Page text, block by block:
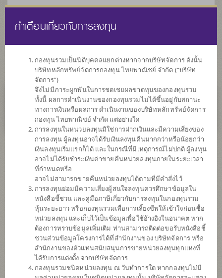
หน้าแรก รายการกองทุน ข้อมูลกองทุน
ไม่พบข้อมูล / Not found
กองทุน
ที่น่าสนใจ
SCBRF(R)
กองทุนเปิดไทยพาณิชย์เกษียณสุข
(ตราสารหนี้) (ชนิดรับซื้อคืนอัตโนมัติ)
SCBGHC
คำเตือนเกี่ยวกับการลงทุน
กองทุนรวมเป็นนิติบุคคลแยกต่างหากจากบริษัทจัดการ ดังนั้น
บริษัทหลักทรัพย์จัดการกองทุน ไทยพาณิชย์ จำกัด (“บริษัท
จัดการ”)
จึงไม่มีภาระผูกพันในการชดเชยผลขาดทุนของกองทุนรวม
ทั้งนี้ ผลการดำเนินงานของกองทุนรวมไม่ได้ขึ้นอยู่กับสถานะ
ทางการเงินหรือผลการ ดำเนินงานของบริษัทหลักทรัพย์จัดการ
กองทุน ไทยพาณิชย์ จำกัด แต่อย่างใด
การลงทุนในหน่วยลงทุนมิใช่การฝากเงินและมีความเสี่ยงของ
การลงทุน ผู้ลงทุนอาจได้รับเงินลงทุนคืนมากกว่าหรือน้อยกว่า
เงินลงทุนเริ่มแรกก็ได้ และในกรณีที่มีเหตุการณ์ไม่ปกติ ผู้ลงทุน
อาจไม่ได้รับชำระเงินค่าขายคืนหน่วยลงทุนภายในระยะเวลา
ที่กำหนดหรือ
อาจไม่สามารถขายคืนหน่วยลงทุนได้ตามที่มีคำสั่งไว้
การลงทุนย่อมมีความเสี่ยงผู้สนใจลงทุนควรศึกษาข้อมูลใน
หนังสือชี้ชวน และคู่มือภาษีเกี่ยวกับการลงทุนในกองทุนรวม
หุ้นระยะยาว หรือกองทุนรวมเพื่อการเลี้ยงชีพให้เข้าใจก่อนซื้อ
หน่วยลงทุน และเก็บไว้เป็นข้อมูลเพื่อใช้อ้างอิงในอนาคต หาก
ต้องการทราบข้อมูลเพิ่มเติม ท่านสามารถติดต่อขอรับหนังสือชี้
ชวนส่วนข้อมูลโครงการได้ที่สำนักงานของ บริษัทจัดการ หรือ
สำนักงานของตัวแทนสนับสนุนการขายหน่วยลงทุนทุกแห่งที่
ได้รับการแต่งตั้ง จากบริษัทจัดการ
กองทุนรวมชนิดหน่วยลงทุน ณ วันทำการใด หากกองทุนไม่มี